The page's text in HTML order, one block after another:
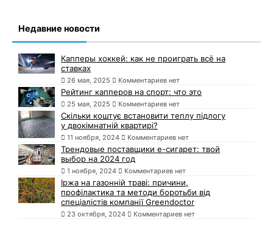
Недавние новости
Капперы хоккей: как не проиграть всё на
ставках
26 мая, 2025 Комментариев нет
Рейтинг капперов на спорт: что это
25 мая, 2025 Комментариев нет
Скільки коштує встановити теплу підлогу
у двокімнатній квартирі?
11 ноября, 2024 Комментариев нет
Трендовые поставщики e-сигарет: твой
выбор на 2024 год
1 ноября, 2024 Комментариев нет
Іржа на газонній траві: причини,
профілактика та методи боротьби від
спеціалістів компанії Greendoctor
23 октября, 2024 Комментариев нет